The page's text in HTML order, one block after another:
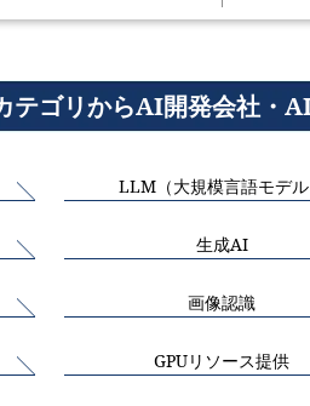
テゴリからAI開発会社・
LLM（大規模言語モデル
生成AI
画像認識
GPUリソース提供